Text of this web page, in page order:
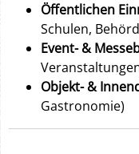
Öffentlichen
Schulen,
Event- &
Objekt- &
Gastronomie)